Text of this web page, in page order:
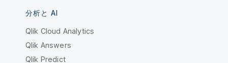
分析と AI
Qlik Cloud Analytics
Qlik Answers
Qlik Predict